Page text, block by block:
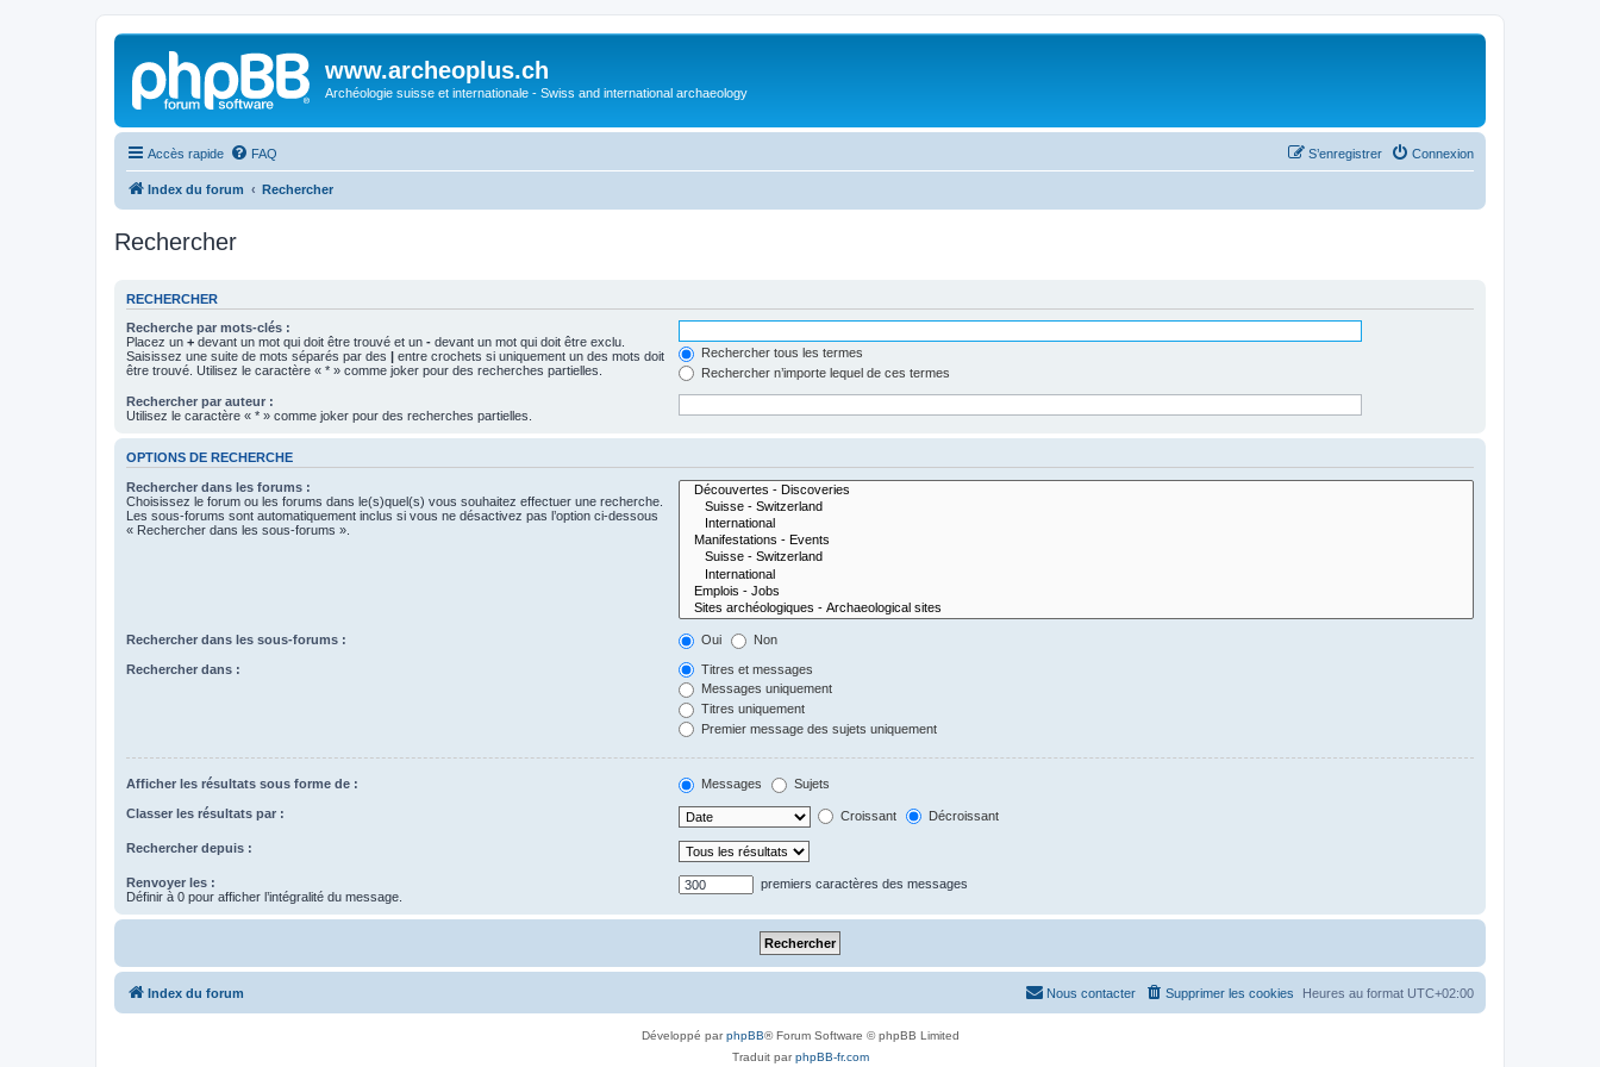
www.archeoplus.ch
Archéologie suisse et internationale - Swiss and international archaeology
Accès rapide FAQ Connexion
S’enregistrer
Index du forum Rechercher
Rechercher
RECHERCHER
Recherche par mots-clés :
Placez un + devant un mot qui doit être trouvé et un - devant un mot qui doit être exclu.
Saisissez une suite de mots séparés par des | entre crochets si uniquement un des mots doit
être trouvé. Utilisez le caractère « * » comme joker pour des recherches partielles.
Rechercher tous les termes
Rechercher n’importe lequel de ces termes
Rechercher par auteur :
Utilisez le caractère « * » comme joker pour des recherches partielles.
OPTIONS DE RECHERCHE
Rechercher dans les forums :
Choisissez le forum ou les forums dans le(s)quel(s) vous souhaitez effectuer une recherche.
Les sous-forums sont automatiquement inclus si vous ne désactivez pas l’option ci-dessous
« Rechercher dans les sous-forums ».
Rechercher dans les sous-forums : Oui Non
Rechercher dans :
Titres et messages
Messages uniquement
Titres uniquement
Premier message des sujets uniquement
Afficher les résultats sous forme de : Messages Sujets
Classer les résultats par : Croissant Décroissant
Rechercher depuis :
Renvoyer les :
Définir à 0 pour afficher l’intégralité du message.
premiers caractères des messages
Index du forum Heures au format UTC+02:00
Supprimer les cookies
Nous contacter
Développé parphpBB® Forum Software © phpBB Limited
Traduit parphpBB-fr.com